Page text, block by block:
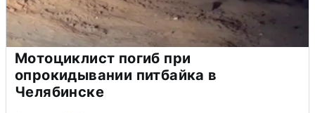
Мотоциклист погиб при
опрокидывании питбайка в
Челябинске